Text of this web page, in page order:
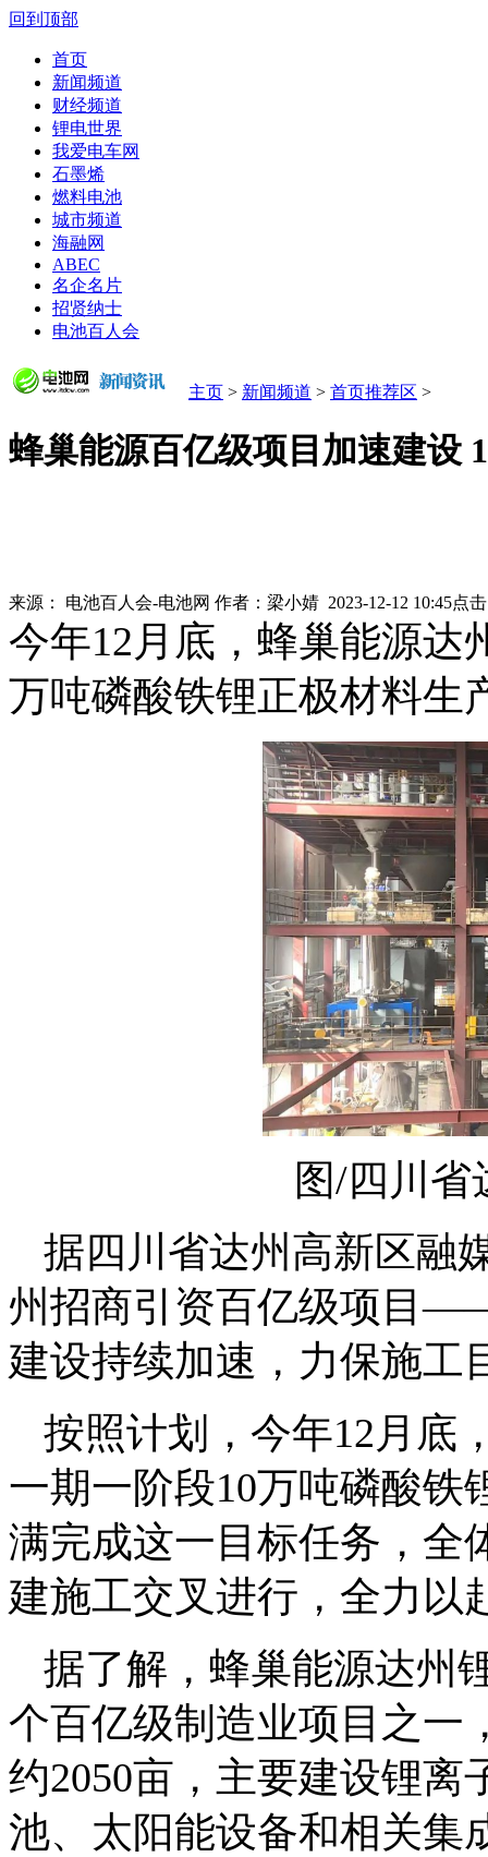
回到顶部
首页
新闻频道
财经频道
锂电世界
我爱电车网
石墨烯
燃料电池
城市频道
海融网
ABEC
名企名片
招贤纳士
电池百人会
主页 > 新闻频道 > 首页推荐区 >
蜂巢能源百亿级项目加速建设
来源： 电池百人会-电池网 作者： 梁小婧 2023-12-12 10:45点
今年12月底，蜂巢能源达
万吨磷酸铁锂正极材料生
图/四川省
据四川省达州高新区融
州招商引资百亿级项目
建设持续加速，力保施工
按照计划，今年12月底
一期一阶段10万吨磷酸铁
满完成这一目标任务，全
建施工交叉进行，全力以
据了解，蜂巢能源达州
个百亿级制造业项目之一
约2050亩，主要建设锂
池、太阳能设备和相关集